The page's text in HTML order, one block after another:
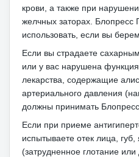
крови, а также при
желчных заторах. Блопресс
использовать, если вы
Если вы страдаете
или у вас нарушена
лекарства, содержащие
артериального давления
должны принимать
Если при приеме
испытываете отек лица, губ,
(затрудненное глотание